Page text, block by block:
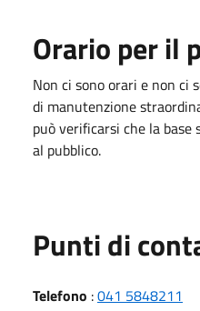
Orario per il
Non ci sono orari e non ci
di manutenzione
può verificarsi che la
al pubblico.
Punti di
Telefono :041 5848211